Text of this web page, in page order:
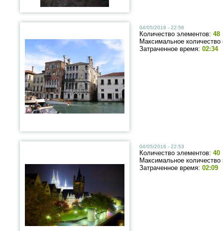
04/05/2016 - 22:56
Количество элементов: 48
Максимальное
Затраченное время: 02:34
04/05/2016 - 22:53
Количество элементов: 40
Максимальное
Затраченное время: 02:09